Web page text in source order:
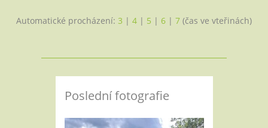
Automatické procházení: 3 | 4 | 5 | 6 | 7 (čas ve vteřinách)
Poslední fotografie